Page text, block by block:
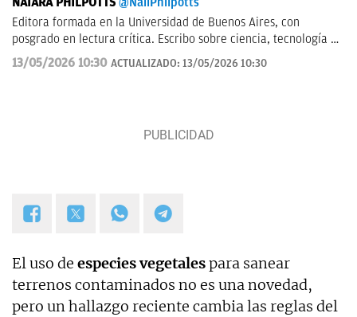
Editora formada en la Universidad de Buenos Aires, con
posgrado en lectura crítica. Escribo sobre ciencia, tecnología y
actualidad. Soy escritora de novelas y gran aficionada a la
ciencia ficción.
13/05/2026 10:30 ACTUALIZADO: 13/05/2026 10:30
El uso de especies vegetalespara sanear
terrenos contaminados no es una novedad,
pero un hallazgo reciente cambia las reglas del